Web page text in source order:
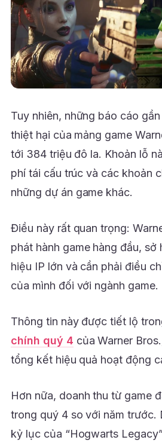
Tuy nhiên, những báo cáo
thiệt hại của mảng game
tới 384 triệu đô la. Khoản lỗ
phí tái cấu trúc và các khoản
những dự án game khác.
Điều này rất quan trọng:
phát hành game hàng đầu, sở
hiệu IP lớn và cần phải điều
của mình đối với ngành game.
Thông tin này được tiết lộ
chính quý 4 của Warner
tổng kết hiệu quả hoạt động
Hơn nữa, doanh thu từ game
trong quý 4 so với năm trước.
kỷ lục của “Hogwarts